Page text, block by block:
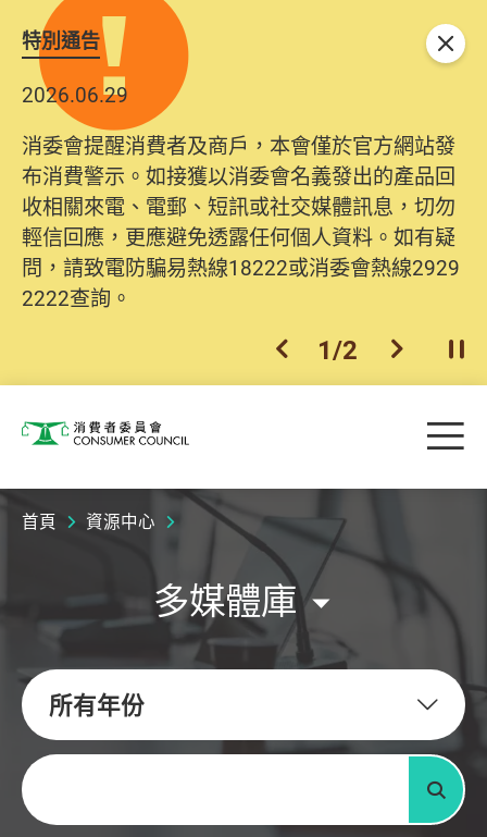
特別通告
2026.06.29
消委會提醒消費者及商戶，本會僅於官方網站發
布消費警示。如接獲以消委會名義發出的產品回
收相關來電、電郵、短訊或社交媒體訊息，切勿
輕信回應，更應避免透露任何個人資料。如有疑
問，請致電防騙易熱線18222或消委會熱線2929
2222查詢。
上一個
1/2 下一個開
關閉
消費者委員會 目
首頁 資源中心
多媒體庫
所有年份
關鍵字
搜尋